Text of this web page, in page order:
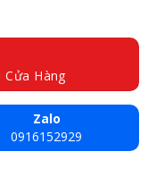
Hàng
Zalo
0916152929